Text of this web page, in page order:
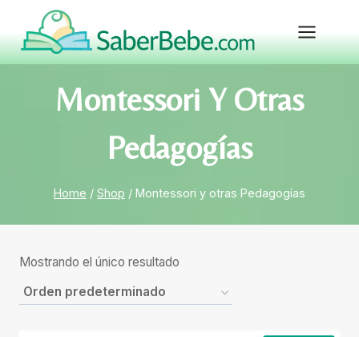
content
Montessori Y Otras
Pedagogías
Home / Shop / Montessori y otras Pedagogías
Mostrando el único resultado